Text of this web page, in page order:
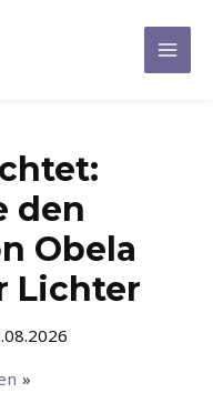
Main
den
Obela
Lichter